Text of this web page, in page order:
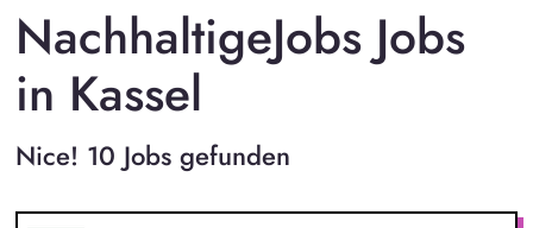
NachhaltigeJobs Jobs
in Kassel
Nice! 10 Jobs gefunden